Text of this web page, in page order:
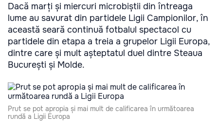
Dacă marți și miercuri microbiștii din întreaga
lume au savurat din partidele Ligii Campionilor, în
această seară continuă fotbalul spectacol cu
partidele din etapa a treia a grupelor Ligii Europa,
dintre care și mult așteptatul duel dintre Steaua
București și Molde.
Prut se pot apropia și mai mult de calificarea în următoarea
rundă a Ligii Europa